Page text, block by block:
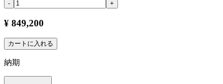
- +
¥ 849,200
カートに入れる
納期